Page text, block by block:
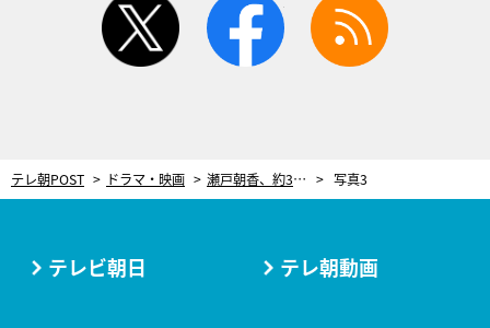
テレ朝POST ドラマ・映画 瀬戸朝香、約3年ぶりの女優業で本日『ドクターX』出演！重篤ながん患者演じる 写真3
テレビ朝日 テレ朝動画